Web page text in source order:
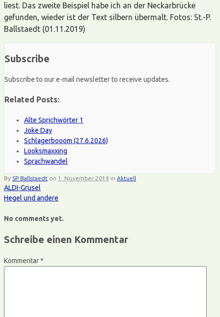
liest. Das zweite Beispiel habe ich an der Neckarbrücke
gefunden, wieder ist der Text silbern übermalt. Fotos: St.-P.
Ballstaedt (01.11.2019)
Subscribe
Subscribe to our e-mail newsletter to receive updates.
Related Posts:
Alte Sprichwörter 1
Joke Day
Schlagerbooom (27.6.2026)
Looksmaxxing
Sprachwandel
By SP Ballstaedt on 1. November 2019 in Aktuell
ALDI-Grusel
Hegel und andere
No comments yet.
Schreibe einen Kommentar
Kommentar*